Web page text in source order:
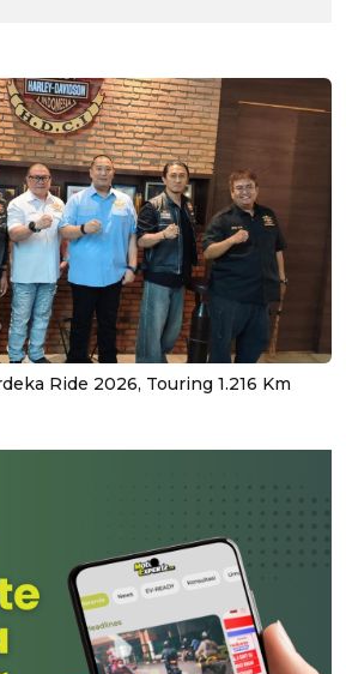
Ride 2026, Touring 1.216 Km